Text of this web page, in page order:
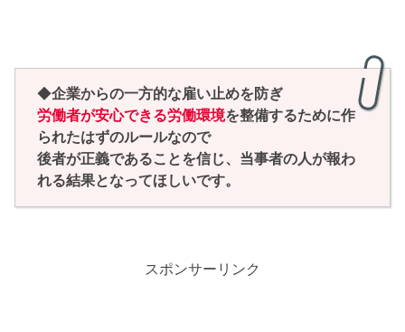
◆企業からの一方的な雇い止めを防ぎ
労働者が安心できる労働環境を整備するために作
られたはずのルールなので
後者が正義であることを信じ、当事者の人が報わ
れる結果となってほしいです。
スポンサーリンク